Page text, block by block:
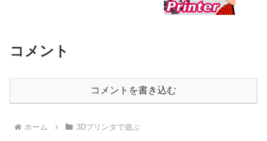
コメント
コメントを書き込む
ホーム 3Dプリンタで遊ぶ